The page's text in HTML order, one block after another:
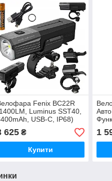
Fenix BC22R
Luminus SST40,
USB-C, IP68)
625₴
Купити
277
1